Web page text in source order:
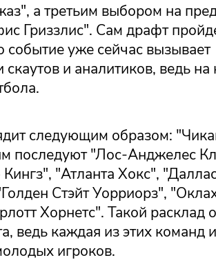
а третьим выбором на
Гриззлис". Сам драфт
уже сейчас вызывает
и аналитиков, ведь
следующим образом:
последуют "Лос-Анджелес
"Атланта Хокс",
Стэйт Уорриорз",
Хорнетс". Такой расклад
ведь каждая из этих команд
игроков.